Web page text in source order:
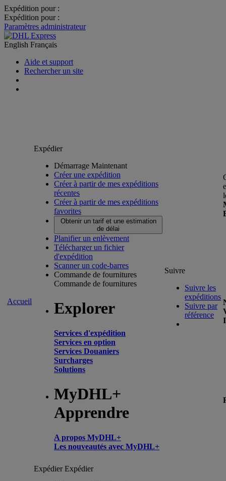
Expédition pour :
Expédition pour :
Paramètres administrateur
English Français
Aide et support
Rechercher un site
Accueil
Expédier
Démarrage Maintenant
Créer une expédition
Créer à partir de mes expéditions
récentes
Créer à partir de mes expéditions
favorites
Obtenir un tarif et une estimation
de délai
Planifier un enlèvement
Télécharger un fichier
d'expédition
Scanner un code-barres
Commande de fournitures
Commande de fournitures
Explorer
Services d'expédition
Services en option
Services Douaniers
Surcharges
Solutions
MyDHL+
Apprendre
A propos MyDHL+
Les nouveautés avec MyDHL+
Suivre
Suivre les
expéditions
Suivre par
référence
ExpédierExpédier